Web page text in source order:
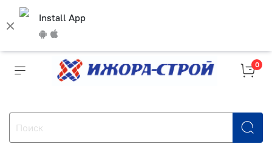
Install App
0